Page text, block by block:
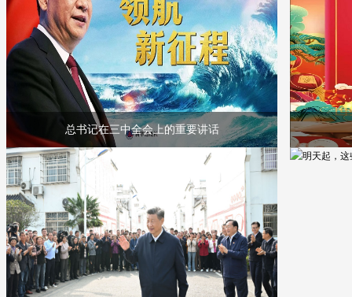
总书记在三中全会上的重要讲话